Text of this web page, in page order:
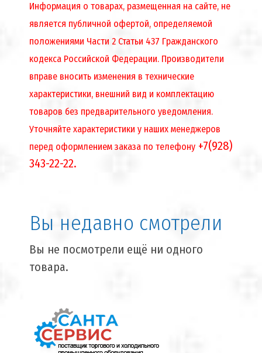
Информация о товарах, размещенная на сайте, не
является публичной офертой, определяемой
положениями Части 2 Статьи 437 Гражданского
кодекса Российской Федерации. Производители
вправе вносить изменения в технические
характеристики, внешний вид и комплектацию
товаров без предварительного уведомления.
Уточняйте характеристики у наших менеджеров
перед оформлением заказа по телефону +7(928)
343-22-22.
Вы недавно смотрели
Вы не посмотрели ещё ни одного
товара.